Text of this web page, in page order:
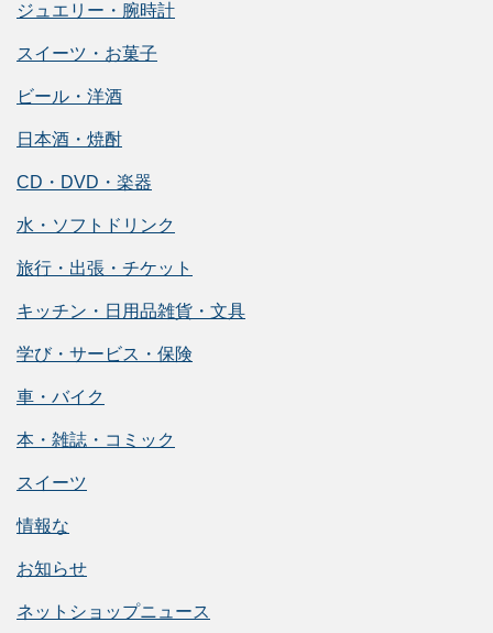
ジュエリー・腕時計
スイーツ・お菓子
ビール・洋酒
日本酒・焼酎
CD・DVD・楽器
水・ソフトドリンク
旅行・出張・チケット
キッチン・日用品雑貨・文具
学び・サービス・保険
車・バイク
本・雑誌・コミック
スイーツ
情報な
お知らせ
ネットショップニュース